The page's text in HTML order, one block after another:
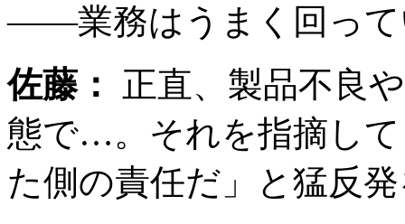
――業務はうまく回って
佐藤：
正直、製品不良
態で…。それを指摘し
た側の責任だ」と猛反